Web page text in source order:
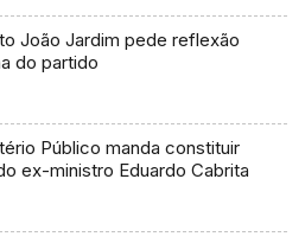
João Jardim pede reflexão
do partido
Público manda constituir
ex-ministro Eduardo Cabrita